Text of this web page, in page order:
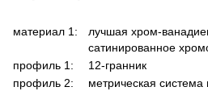
материал 1:
лучшая хром-
сатинированное
профиль 1:
12-гранник
профиль 2:
метрическая система